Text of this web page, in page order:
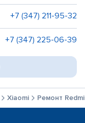
+7 (347) 211-95-32
+7 (347) 225-06-39
Xiaomi Ремонт